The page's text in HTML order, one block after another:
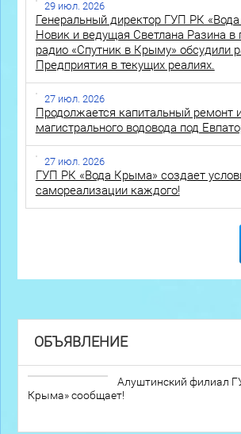
29 июл. 2026
Генеральный директор ГУП РК
Новик и ведущая Светлана Разина
радио «Спутник в Крыму» обсудили
Предприятия в текущих реалиях.
27 июл. 2026
Продолжается капитальный ремонт
магистрального водовода под
27 июл. 2026
ГУП РК «Вода Крыма» создает
самореализации каждого!
ОБЪЯВЛЕНИЕ
Алуштинский филиал
Крыма» сообщает!